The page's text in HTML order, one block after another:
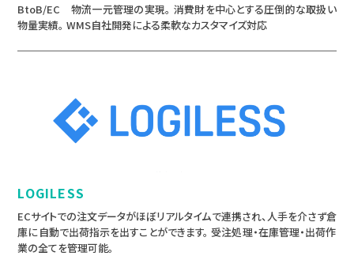
BtoB/EC 物流一元管理の実現。 消費財を中心とする圧倒的な取扱い
物量実績。 WMS自社開発による柔軟なカスタマイズ対応
LOGILESS
ECサイトでの注文データがほぼリアルタイムで連携され、人手を介さず倉
庫に自動で出荷指示を出すことができます。 受注処理・在庫管理・出荷作
業の全てを管理可能。